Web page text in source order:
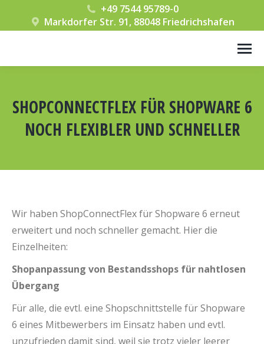
+49 7544 95789-0
Markdorfer Str. 91, 88048 Friedrichshafen
SHOPCONNECTFLEX FÜR SHOPWARE 6
NOCH FLEXIBLER UND SCHNELLER
Wir haben ShopConnectFlex für Shopware 6 erneut
erweitert und noch schneller gemacht. Hier die
Einzelheiten:
Shopanpassung von Bestandsshops für nahtlosen
Übergang
Für alle, die evtl. eine Shopschnittstelle für Shopware
6 eines Mitbewerbers im Einsatz haben und evtl.
unzufrieden damit sind, weil sie trotz vieler leerer